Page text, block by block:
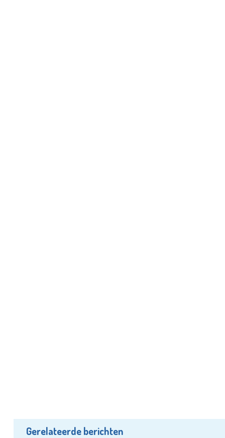
Gerelateerde berichten